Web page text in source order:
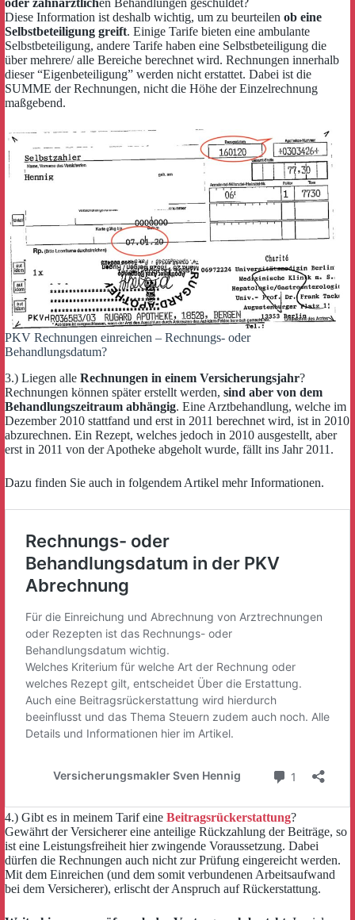
Diese Information ist deshalb wichtig, um zu beurteilen ob eine
Selbstbeteiligung greift. Einige Tarife bieten eine ambulante
Selbstbeteiligung, andere Tarife haben eine Selbstbeteiligung die
über mehrere/ alle Bereiche berechnet wird. Rechnungen innerhalb
dieser “Eigenbeteiligung” werden nicht erstattet. Dabei ist die
SUMME der Rechnungen, nicht die Höhe der Einzelrechnung
maßgebend.
PKV Rechnungen einreichen – Rechnungs- oder
Behandlungsdatum?
3.) Liegen alle Rechnungen in einem Versicherungsjahr?
Rechnungen können später erstellt werden, sind aber von dem
Behandlungszeitraum abhängig. Eine Arztbehandlung, welche im
Dezember 2010 stattfand und erst in 2011 berechnet wird, ist in 2010
abzurechnen. Ein Rezept, welches jedoch in 2010 ausgestellt, aber
erst in 2011 von der Apotheke abgeholt wurde, fällt ins Jahr 2011.
Dazu finden Sie auch in folgendem Artikel mehr Informationen.
4.) Gibt es in meinem Tarif eine Beitragsrückerstattung?
Gewährt der Versicherer eine anteilige Rückzahlung der Beiträge, so
ist eine Leistungsfreiheit hier zwingende Voraussetzung. Dabei
dürfen die Rechnungen auch nicht zur Prüfung eingereicht werden.
Mit dem Einreichen (und dem somit verbundenen Arbeitsaufwand
bei dem Versicherer), erlischt der Anspruch auf Rückerstattung.